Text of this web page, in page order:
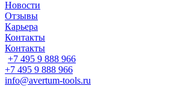
Новости
Отзывы
Карьера
Контакты
Контакты
+7 495 9 888 966
+7 495 9 888 966
info@avertum-tools.ru